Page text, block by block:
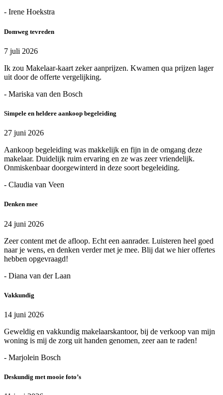
- Irene Hoekstra
Domweg tevreden
7 juli 2026
Ik zou Makelaar-kaart zeker aanprijzen. Kwamen qua prijzen lager
uit door de offerte vergelijking.
- Mariska van den Bosch
Simpele en heldere aankoop begeleiding
27 juni 2026
Aankoop begeleiding was makkelijk en fijn in de omgang deze
makelaar. Duidelijk ruim ervaring en ze was zeer vriendelijk.
Onmiskenbaar doorgewinterd in deze soort begeleiding.
- Claudia van Veen
Denken mee
24 juni 2026
Zeer content met de afloop. Echt een aanrader. Luisteren heel goed
naar je wens, en denken verder met je mee. Blij dat we hier offertes
hebben opgevraagd!
- Diana van der Laan
Vakkundig
14 juni 2026
Geweldig en vakkundig makelaarskantoor, bij de verkoop van mijn
woning is mij de zorg uit handen genomen, zeer aan te raden!
- Marjolein Bosch
Deskundig met mooie foto’s